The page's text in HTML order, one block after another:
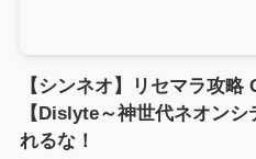
【シンネオ】リセマラ攻略
【Dislyte～神世代ネオン
れるな！